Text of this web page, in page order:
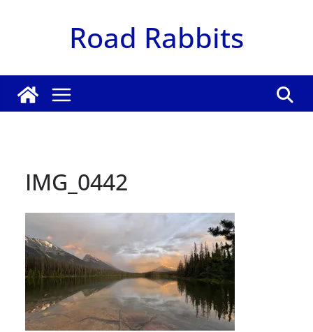
Road Rabbits
IMG_0442